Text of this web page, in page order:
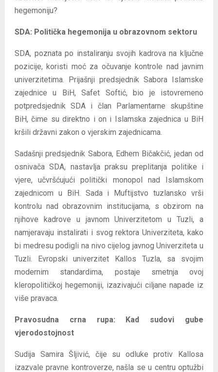
hegemoniju?
SDA: Politička hegemonija u obrazovnom sektoru
SDA, poznata po instaliranju svojih kadrova na ključne
pozicije, koristi moć za očuvanje kontrole nad javnim
univerzitetima. Prijašnji predsjednik Sabora Islamske
zajednice u BiH, Safet Softić, bio je istovremeno
potpredsjednik SDA i član Parlamentarne skupštine
BiH, čime su direktno i on i Islamska zajednica u BiH
kršili državni zakon o vjerskim zajednicama.
Sadašnji predsjednik Sabora, Edhem Bičakčić, jedan od
osnivača SDA, nastavlja praksu preplitanja politike i
vjere, učvršćujući politički monopol nad Islamskom
zajednicom u BiH. Sada i Muftijstvo tuzlansko vrši
kontrolu nad obrazovnim institucijama, s obzirom na
njihove kadrove u javnom Univerzitetom u Tuzli, a
namjeravaju instalirati i svog rektora Univerziteta, kako
bi medresu podigli na nivo cijelog javnog Univerziteta u
Tuzli. Evropski univerzitet Kallos Tuzla, sa svojim
modernim standardima, postaje smetnja ovoj
kleropolitičkoj hegemoniji, izazivajući ciljane napade iz
više pravaca.
Pravosudna crna rupa: Kad sudovi gube
vjerodostojnost
Sudija Samira Šljivić, čije su odluke protiv Kallosa
izazvale pravne kontroverze, našla se u centru optužbi